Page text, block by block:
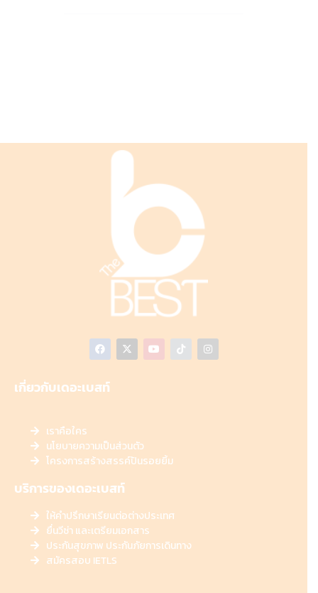
เกี่ยวกับเดอะเบสท์
เราคือใคร
นโยบายความเป็นส่วนตัว
โครงการสร้างสรรค์ปันรอยยิ้ม
บริการของเดอะเบสท์
ให้คำปรึกษาเรียนต่อต่างประเทศ
ยื่นวีซ่า และเตรียมเอกสาร
ประกันสุขภาพ ประกันภัยการเดินทาง
สมัครสอบ IETLS